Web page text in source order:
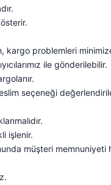
kargo problemleri
ile gönderilebilir.
seçeneği
işlenir.
müşteri memnuniyeti